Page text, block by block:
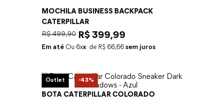
MOCHILA BUSINESS BACKPACK
CATERPILLAR
R$ 499,90 R$ 399,99
Em até 6 x R$ 66,66 sem juros
Outlet -43%
BOTA CATERPILLAR COLORADO